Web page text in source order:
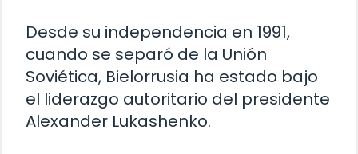
Desde su independencia en 1991,
cuando se separó de la Unión
Soviética, Bielorrusia ha estado bajo
el liderazgo autoritario del presidente
Alexander Lukashenko.